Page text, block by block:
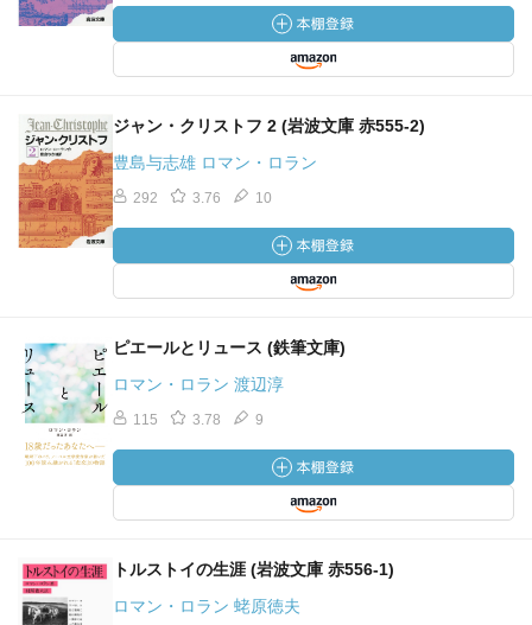
ジャン・クリストフ 2 (岩波文庫 赤555-2)
豊島与志雄 ロマン・ロラン
292 3.76 10
ピエールとリュース (鉄筆文庫)
ロマン・ロラン 渡辺淳
115 3.78 9
トルストイの生涯 (岩波文庫 赤556-1)
ロマン・ロラン 蛯原徳夫